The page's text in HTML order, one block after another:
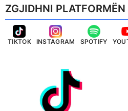
ZGJIDHNI
TIKTOK INSTAGRAM SPOTIFY